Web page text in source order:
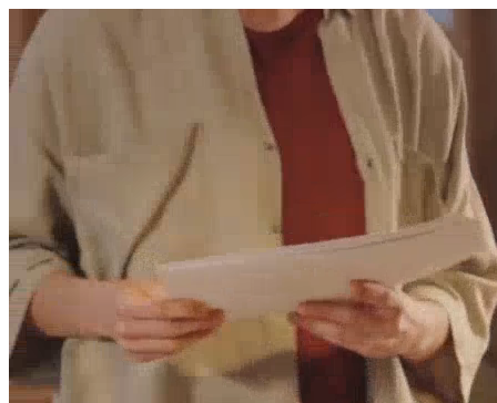
היום לומדים
הצטרפות מורים פרטיים
שירות לקוחות
על הצוות שלנו :)
משרות פתוחות
התחברות
כל הזכויות שמורות 2026 © Lessoons
חיפוש